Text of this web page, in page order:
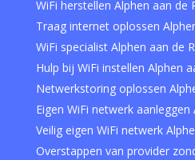
WiFi herstellen Alphen aan de
Traag internet oplossen
WiFi specialist Alphen aan de
Hulp bij WiFi instellen Alphen
Netwerkstoring oplossen
Eigen WiFi netwerk aanleggen
Veilig eigen WiFi netwerk
Overstappen van provider